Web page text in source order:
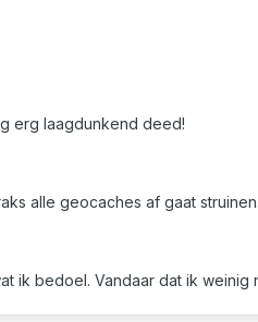
erg laagdunkend deed!
alle geocaches af gaat
ik bedoel. Vandaar dat ik weinig